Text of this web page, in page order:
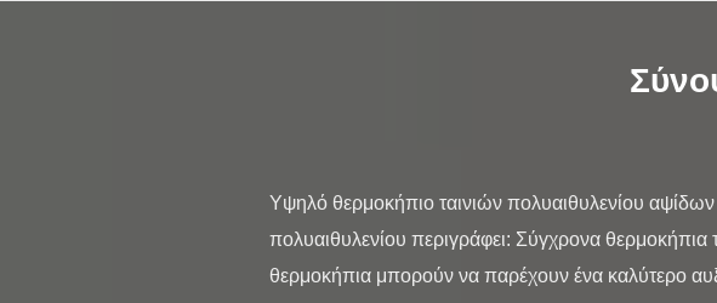
Υψηλό θερμοκήπιο ταινιών πολυαιθυλενίου
πολυαιθυλενίου περιγράφει: Σύγχρονα